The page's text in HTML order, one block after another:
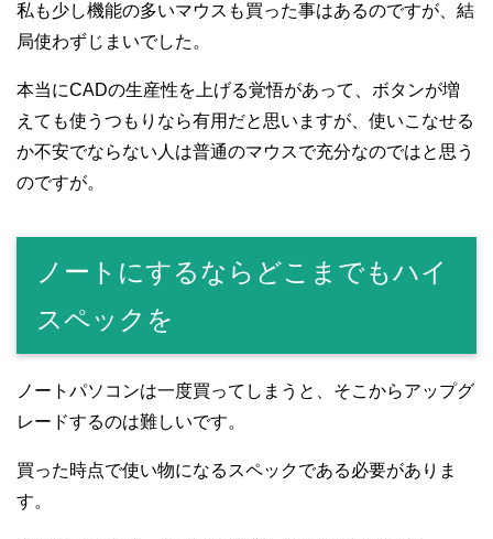
私も少し機能の多いマウスも買った事はあるのですが、結
局使わずじまいでした。
本当にCADの生産性を上げる覚悟があって、ボタンが増
えても使うつもりなら有用だと思いますが、使いこなせる
か不安でならない人は普通のマウスで充分なのではと思う
のですが。
ノートにするならどこまでもハイ
スペックを
ノートパソコンは一度買ってしまうと、そこからアップグ
レードするのは難しいです。
買った時点で使い物になるスペックである必要がありま
す。